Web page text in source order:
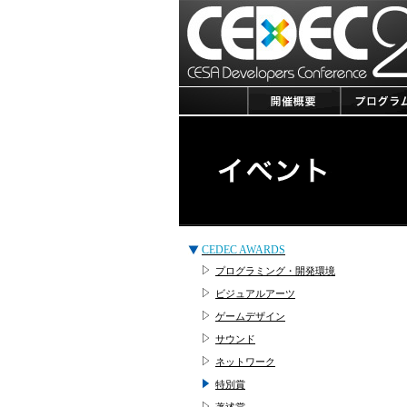
CEDEC AWARDS
プログラミング・開発環境
ビジュアルアーツ
ゲームデザイン
サウンド
ネットワーク
特別賞